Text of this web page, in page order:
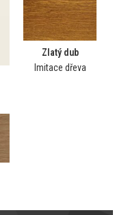
Zlatý dub
Imitace dřeva